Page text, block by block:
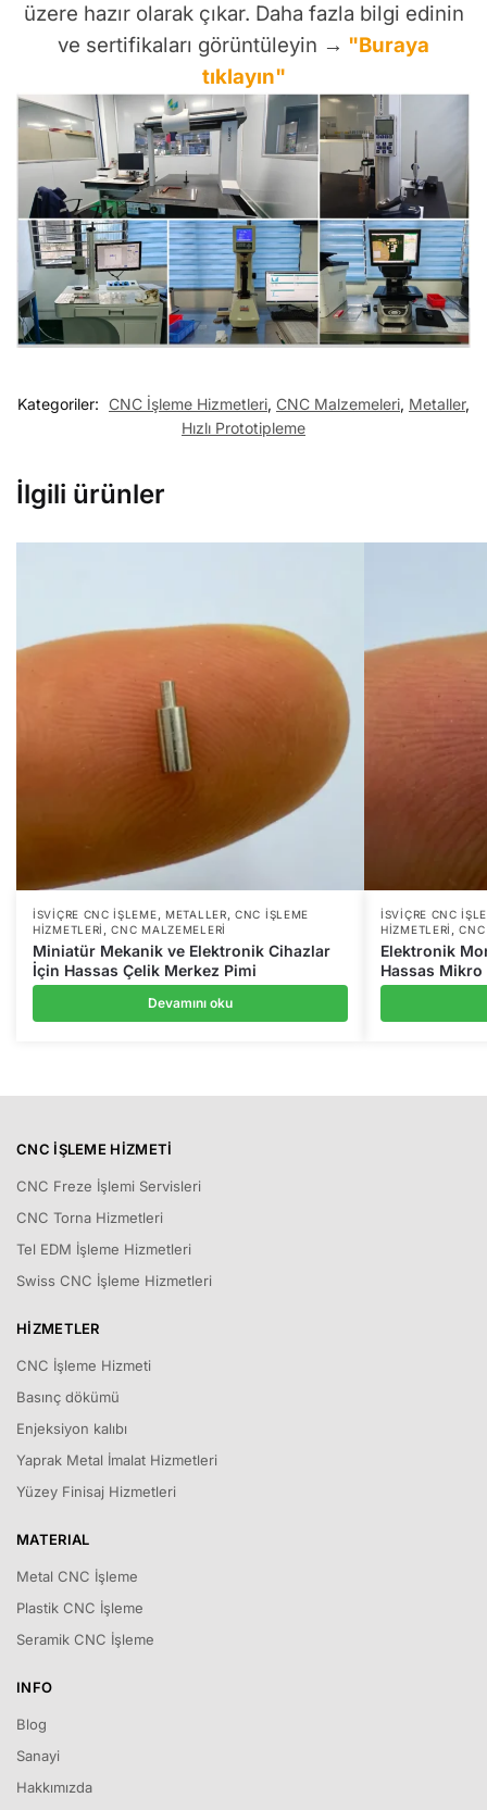
üzere hazır olarak çıkar. Daha fazla bilgi edinin
ve sertifikaları görüntüleyin → "Buraya
tıklayın"
Kategoriler: CNC İşleme Hizmetleri, CNC Malzemeleri, Metaller,
Hızlı Prototipleme
İlgili ürünler
İSVIÇRE CNC İŞLEME ,METALLER ,CNC İŞLEME
HIZMETLERI
,CNC MALZEMELERI
Miniatür Mekanik ve Elektronik Cihazlar
İçin Hassas Çelik Merkez Pimi
Devamını oku
İSVIÇRE CNC
HIZMETLERI
,
Elektronik
Hassas Mikro
CNC İŞLEME HIZMETI
CNC Freze İşlemi Servisleri
CNC Torna Hizmetleri
Tel EDM İşleme Hizmetleri
Swiss CNC İşleme Hizmetleri
HIZMETLER
CNC İşleme Hizmeti
Basınç dökümü
Enjeksiyon kalıbı
Yaprak Metal İmalat Hizmetleri
Yüzey Finisaj Hizmetleri
MATERIAL
Metal CNC İşleme
Plastik CNC İşleme
Seramik CNC İşleme
INFO
Blog
Sanayi
Hakkımızda